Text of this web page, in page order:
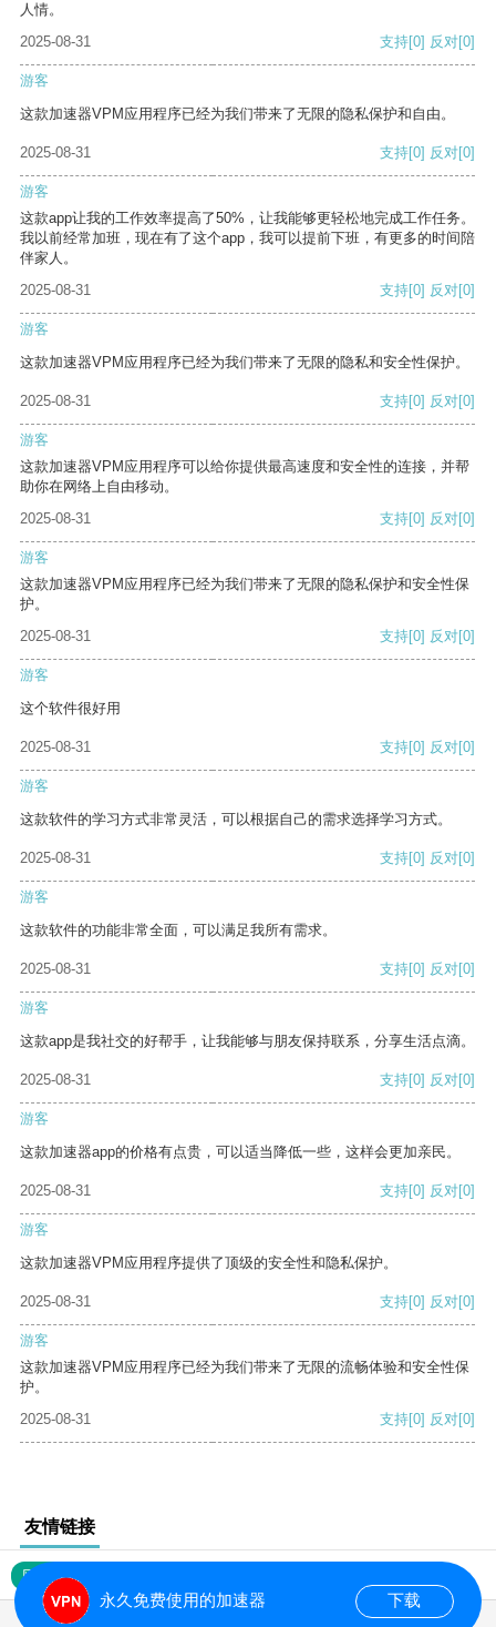
人情。
2025-08-31
支持[0] 反对[0]
游客
这款加速器VPM应用程序已经为我们带来了无限的隐私保护和自由。
2025-08-31 支持[0] 反对[0]
游客
这款app让我的工作效率提高了50%，让我能够更轻松地完成工作任务。
我以前经常加班，现在有了这个app，我可以提前下班，有更多的时间陪
伴家人。
2025-08-31
支持[0] 反对[0]
游客
这款加速器VPM应用程序已经为我们带来了无限的隐私和安全性保护。
2025-08-31 支持[0] 反对[0]
游客
这款加速器VPM应用程序可以给你提供最高速度和安全性的连接，并帮
助你在网络上自由移动。
2025-08-31
支持[0] 反对[0]
游客
这款加速器VPM应用程序已经为我们带来了无限的隐私保护和安全性保
护。
2025-08-31
支持[0] 反对[0]
游客
这个软件很好用
2025-08-31 支持[0] 反对[0]
游客
这款软件的学习方式非常灵活，可以根据自己的需求选择学习方式。
2025-08-31 支持[0] 反对[0]
游客
这款软件的功能非常全面，可以满足我所有需求。
2025-08-31 支持[0] 反对[0]
游客
这款app是我社交的好帮手，让我能够与朋友保持联系，分享生活点滴。
2025-08-31 支持[0] 反对[0]
游客
这款加速器app的价格有点贵，可以适当降低一些，这样会更加亲民。
2025-08-31 支持[0] 反对[0]
游客
这款加速器VPM应用程序提供了顶级的安全性和隐私保护。
2025-08-31 支持[0] 反对[0]
游客
这款加速器VPM应用程序已经为我们带来了无限的流畅体验和安全性保
护。
2025-08-31
支持[0] 反对[0]
友情链接
网站地图
永久免费使用的加速器 下载